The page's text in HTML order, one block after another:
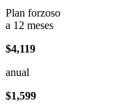
Plan forzoso
a 12 meses
$4,119
anual
$1,599